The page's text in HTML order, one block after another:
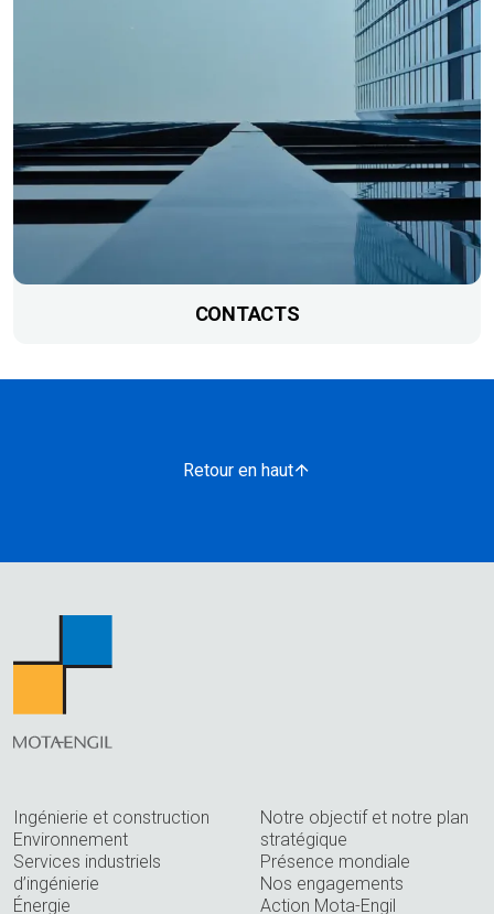
CONTACTS
Retour en haut
Ingénierie et construction
Environnement
Services industriels
d’ingénierie
Énergie
Notre objectif et notre plan
stratégique
Présence mondiale
Nos engagements
Action Mota-Engil